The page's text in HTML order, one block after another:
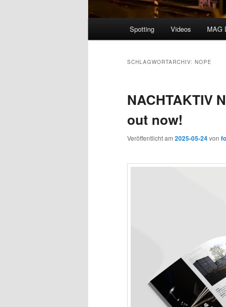
Spotting Videos MAG
SCHLAGWORTARCHIV: NOPE
NACHTAKTIV
out now!
Veröffentlicht am 2025-05-24von